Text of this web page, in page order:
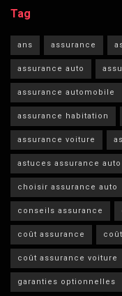
Tag
ans assurance
assurance auto
assurance automobile
assurance habitation
assurance voiture
astuces assurance auto
choisir assurance auto
conseils assurance
coût assurance
coût assurance voiture
garanties optionnelles